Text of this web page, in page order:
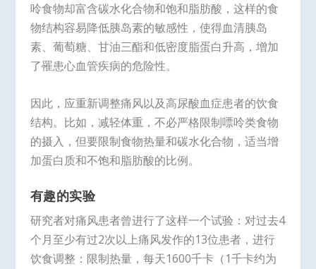
呤食物却富含碳水化合物和饱和脂肪酸，这样的食
物结构容易降低胰岛素的敏感性，使得血清胰岛
素、葡萄糖、甘油三酯和低密度脂蛋白升高，增加
了罹患心血管疾病的危险性。
因此，应重新调整痛风以及高尿酸血症患者的饮食
结构。比如，减轻体重，不必严格限制嘌呤类食物
的摄入，但要限制食物热量和碳水化合物，适当增
加蛋白质和不饱和脂肪酸的比例。
有趣的实验
研究者对痛风患者曾进行了这样一个试验：对过去4
个月至少有过2次以上痛风发作的13位患者，进行
饮食调整：限制热量，每天1600千卡（1千卡约为